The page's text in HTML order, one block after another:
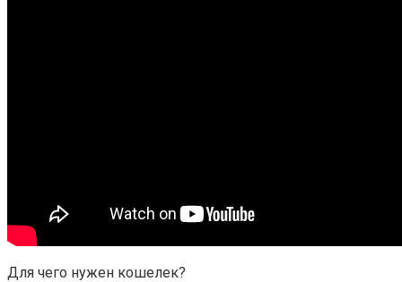
Для чего нужен кошелек?